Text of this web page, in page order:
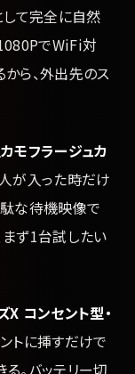
して完全に自然
でWiFi対
ら、外出先のス
モフラージュカ
が入った時だけ
駄な待機映像で
ず1台試したい
X コンセント型・
トに挿すだけで